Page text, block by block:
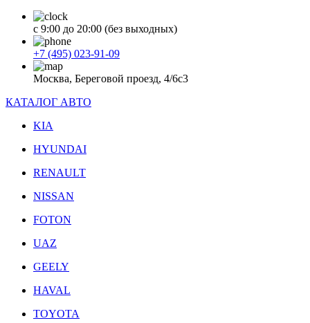
с 9:00 до 20:00 (без выходных)
+7 (495) 023-91-09
Москва, Береговой проезд, 4/6с3
КАТАЛОГ АВТО
KIA
HYUNDAI
RENAULT
NISSAN
FOTON
UAZ
GEELY
HAVAL
TOYOTA